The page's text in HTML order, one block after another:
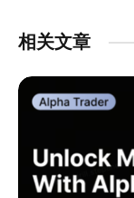
相关文章